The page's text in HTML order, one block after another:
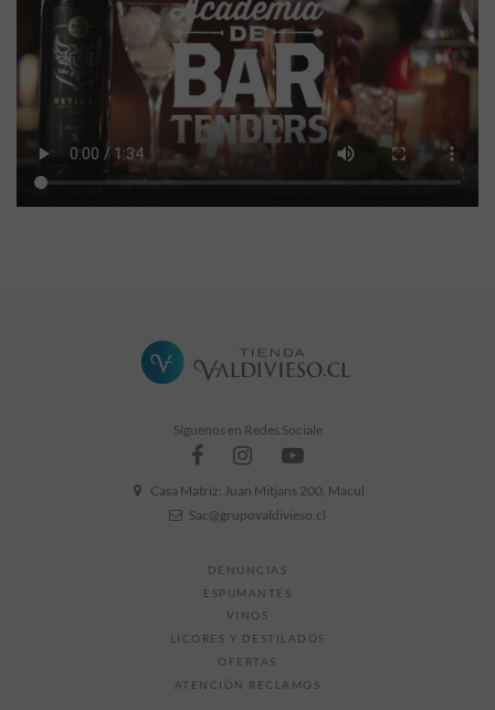
Síguenos en Redes Sociale
Casa Matriz: Juan Mitjans 200, Macul
Sac@grupovaldivieso.cl
DENUNCIAS
ESPUMANTES
VINOS
LICORES Y DESTILADOS
OFERTAS
ATENCIÓN RECLAMOS